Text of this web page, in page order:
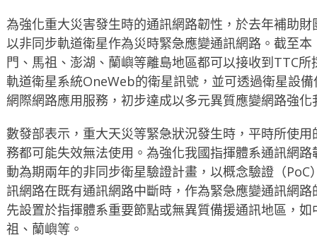
為強化重大災害發生時的通訊網路韌性，於去年補助
以非同步軌道衛星作為災時緊急應變通訊網路。截至
門、馬祖、澎湖、蘭嶼等離島地區都可以接收到TTC所
軌道衛星系統OneWeb的衛星訊號，並可透過衛星設
網際網路應用服務，初步達成以多元異質應變網路強
數發部表示，重大天災等緊急狀況發生時，平時所使
務都可能失效無法使用。為強化我國指揮體系通訊網
動為期兩年的非同步衛星驗證計畫，以概念驗證（
訊網路在既有通訊網路中斷時，作為緊急應變通訊網
先設置於指揮體系重要節點或無異質備援通訊地區，
祖、蘭嶼等。